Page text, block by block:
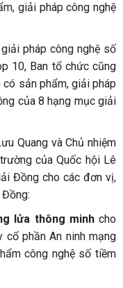
giải pháp công nghệ
pháp công nghệ số
10, Ban tổ chức cũng
có sản phẩm, giải pháp
của 8 hạng mục giải
Quang và Chủ nhiệm
của Quốc hội Lê
Đồng cho các đơn vị,
lửa thông minhcho
cổ phần An ninh mạng
công nghệ số tiềm